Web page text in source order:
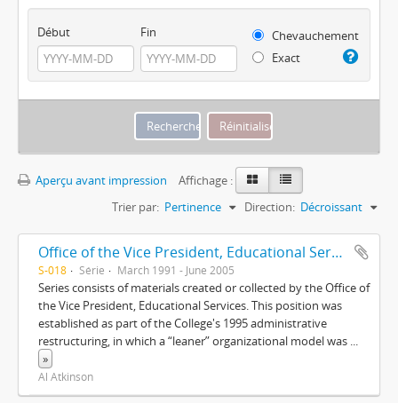
Début Fin
Chevauchement
Exact
Aperçu avant impression
Affichage :
Trier par: Pertinence Direction: Décroissant
Office of the Vice President, Educational Services
S-018 Série March 1991 - June 2005
Series consists of materials created or collected by the Office of
the Vice President, Educational Services. This position was
established as part of the College's 1995 administrative
restructuring, in which a “leaner” organizational model was ...
»
Al Atkinson